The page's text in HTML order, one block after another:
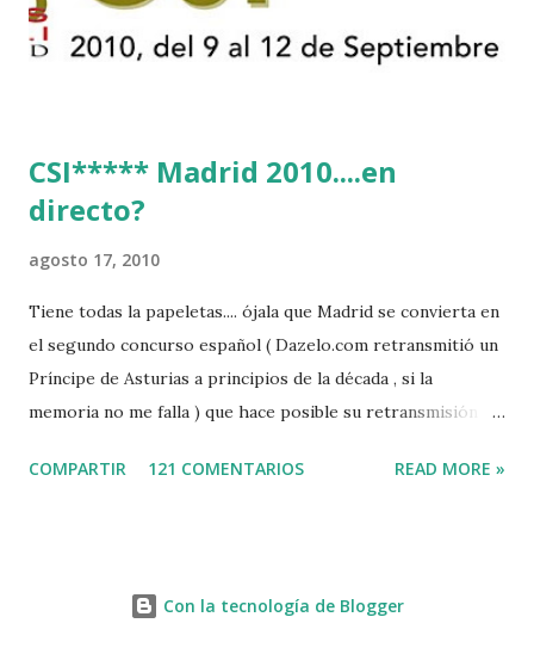
CSI***** Madrid 2010....en
directo?
agosto 17, 2010
Tiene todas la papeletas.... ójala que Madrid se convierta en
el segundo concurso español ( Dazelo.com retransmitió un
Príncipe de Asturias a principios de la década , si la
memoria no me falla ) que hace posible su retransmisión via
mundo mundial...
COMPARTIR 121 COMENTARIOS READ MORE »
Con la tecnología de Blogger